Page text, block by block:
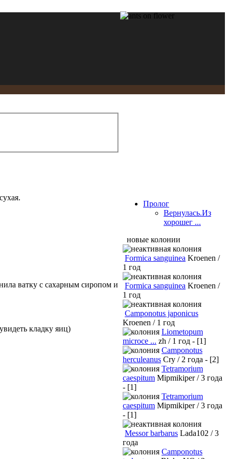
ватку с сахарным сиропом и
кладку яиц)
Пролог
Вернулась.Из
хорошег ...
новые колонии
Formica sanguinea Kroenen /
1 год
Formica sanguinea Kroenen /
1 год
Camponotus japonicus
Kroenen / 1 год
Liometopum
microce ... zh / 1 год - [1]
Camponotus
herculeanus Cry / 2 года - [2]
Tetramorium
caespitum Mipmikiper / 3 года
- [1]
Tetramorium
caespitum Mipmikiper / 3 года
- [1]
Messor barbarus Lada102 / 3
года
Camponotus